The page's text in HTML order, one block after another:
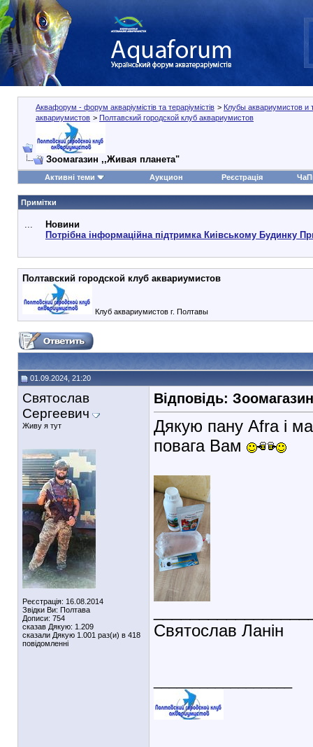
Аквафорум - форум акваріумістів та тераріумістів > Клубы аквариумистов и
аквариумистов > Полтавский городской клуб аквариумистов
Зоомагазин ,,Живая планета"
Активні теми Аукцион Реєстрація
Примітки
...
Новини
Потрібна інформаційна підтримка Киівському Будинку
Полтавский городской клуб аквариумистов
Клуб аквариумистов г. Полтавы
01.09.2024, 21:20
Святослав
Сергеевич
Живу я тут
Реєстрація: 16.08.2014
Звідки Ви: Полтава
Дописи: 754
сказав Дякую: 1.209
сказали Дякую 1.001 раз(и) в 418
повідомленні
Відповідь:
Дякую пану Afra і
повага Вам
Святослав Ланін